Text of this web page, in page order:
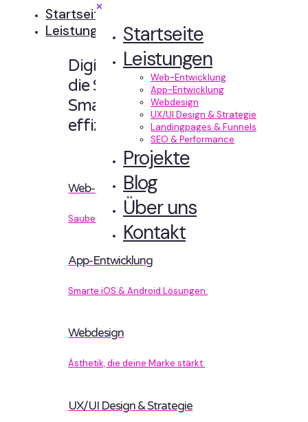
✕
Startseite
Leistungen
Web-Entwicklung
App-Entwicklung
Webdesign
UX/UI Design & Strategie
Landingpages & Funnels
SEO & Performance
Projekte
Blog
Über uns
Kontakt
Startseite
Leistungen
Digitale Erlebnisse,
die Sinn machen.
Smart designt und
effizient entwickelt.
Web-Entwicklung
Sauberer Code, der performt.
App-Entwicklung
Smarte iOS & Android Lösungen.
Webdesign
Ästhetik, die deine Marke stärkt.
UX/UI Design & Strategie